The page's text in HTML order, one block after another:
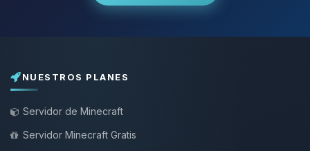
NUESTROS PLANES
Servidor de Minecraft
Servidor Minecraft Gratis